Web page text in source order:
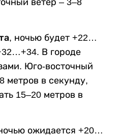
ночью будет +22…
В городе
Юго-восточный
метров в секунду,
15–20 метров в
ожидается +20…